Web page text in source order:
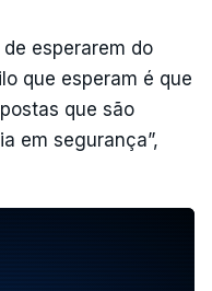
esperarem do
que esperam é que
que são
em segurança”,